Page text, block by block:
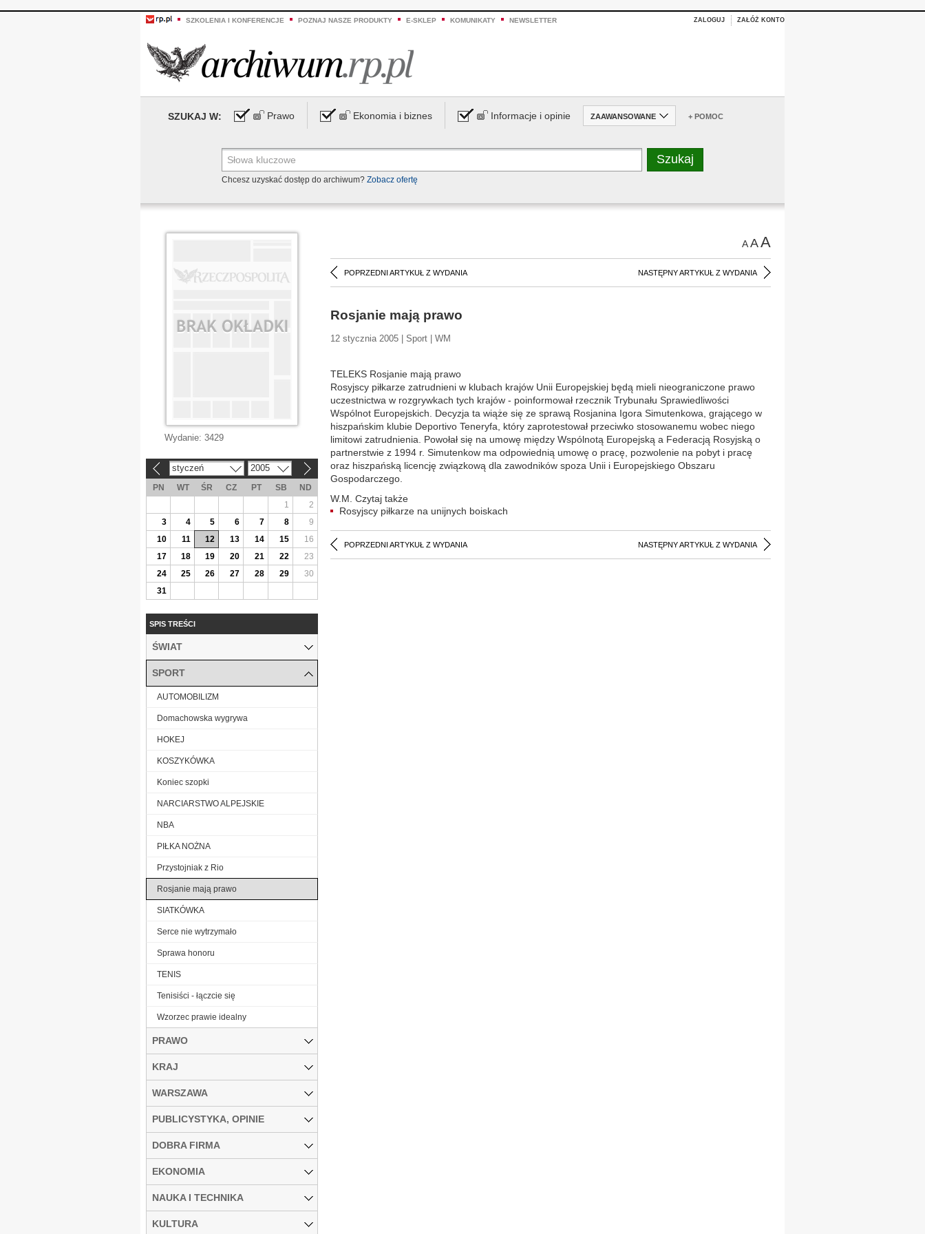
SZKOLENIA I KONFERENCJE POZNAJ NASZE PRODUKTY E-SKLEP KOMUNIKATY NEWSLETTER ZALOGUJ ZAŁÓŻ KONTO
SZUKAJ W: Prawo Ekonomia i biznes Informacje i opinie ZAAWANSOWANE + POMOC
Chcesz uzyskać dostęp do archiwum? Zobacz ofertę
AAA
POPRZEDNI ARTYKUŁ Z WYDANIA NASTĘPNY ARTYKUŁ Z WYDANIA
Rosjanie mają prawo
12 stycznia 2005 | Sport | WM
TELEKS Rosjanie mają prawo
Rosyjscy piłkarze zatrudnieni w klubach krajów Unii Europejskiej będą mieli nieograniczone prawo
uczestnictwa w rozgrywkach tych krajów - poinformował rzecznik Trybunału Sprawiedliwości
Wspólnot Europejskich. Decyzja ta wiąże się ze sprawą Rosjanina Igora Simutenkowa, grającego w
hiszpańskim klubie Deportivo Teneryfa, który zaprotestował przeciwko stosowanemu wobec niego
limitowi zatrudnienia. Powołał się na umowę między Wspólnotą Europejską a Federacją Rosyjską o
partnerstwie z 1994 r. Simutenkow ma odpowiednią umowę o pracę, pozwolenie na pobyt i pracę
oraz hiszpańską licencję związkową dla zawodników spoza Unii i Europejskiego Obszaru
Gospodarczego.
W.M. Czytaj także
Rosyjscy piłkarze na unijnych boiskach
POPRZEDNI ARTYKUŁ Z WYDANIA NASTĘPNY ARTYKUŁ Z WYDANIA
Wydanie: 3429
styczeń 2005
PN WT ŚR CZ PT SB
ND
1
2
3
4 5 6 7 8
9
10
11 12 13 14 15
16
17
18 19 20 21 22
23
24
25 26 27 28 29
30
31
SPIS TREŚCI
ŚWIAT
SPORT
AUTOMOBILIZM
Domachowska wygrywa
HOKEJ
KOSZYKÓWKA
Koniec szopki
NARCIARSTWO ALPEJSKIE
NBA
PIŁKA NOŻNA
Przystojniak z Rio
Rosjanie mają prawo
SIATKÓWKA
Serce nie wytrzymało
Sprawa honoru
TENIS
Tenisiści - łączcie się
Wzorzec prawie idealny
PRAWO
KRAJ
WARSZAWA
PUBLICYSTYKA, OPINIE
DOBRA FIRMA
EKONOMIA
NAUKA I TECHNIKA
KULTURA